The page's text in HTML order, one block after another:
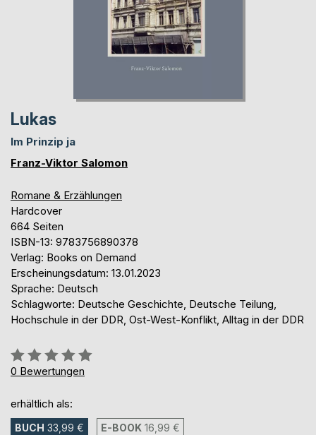
Lukas
Im Prinzip ja
Franz-Viktor Salomon
Romane & Erzählungen
Hardcover
664 Seiten
ISBN-13: 9783756890378
Verlag: Books on Demand
Erscheinungsdatum: 13.01.2023
Sprache: Deutsch
Schlagworte: Deutsche Geschichte, Deutsche Teilung,
Hochschule in der DDR, Ost-West-Konflikt, Alltag in der DDR
Bewertung::
0%
0 Bewertungen
erhältlich als:
BUCH 33,99 € E-BOOK 16,99 €